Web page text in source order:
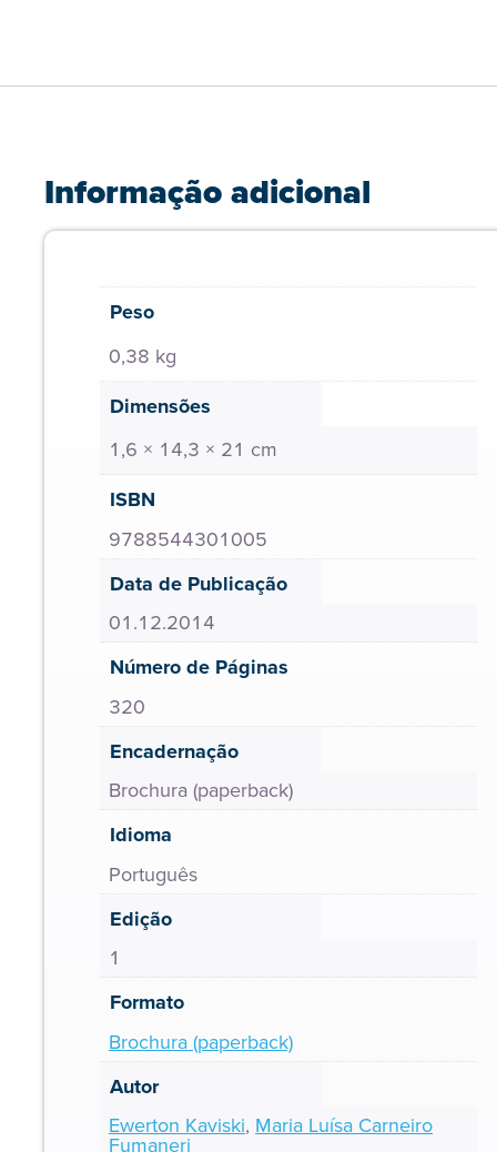
Informação adicional
Peso
0,38 kg
Dimensões
1,6 × 14,3 × 21 cm
ISBN
9788544301005
Data de Publicação
01.12.2014
Número de Páginas
320
Encadernação
Brochura (paperback)
Idioma
Português
Edição
1
Formato
Brochura (paperback)
Autor
Ewerton Kaviski, Maria Luísa Carneiro
Fumaneri